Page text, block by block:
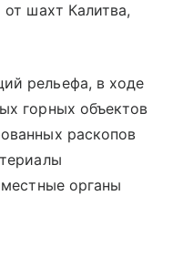
от шахт Калитва,
рельефа, в ходе
горных объектов
раскопов
органы